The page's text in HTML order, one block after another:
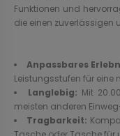
Funktionen und
die einen zuverlässigen
Anpassbares
Leistungsstufen für
Langlebig: Mit
meisten anderen
Tragbarkeit: